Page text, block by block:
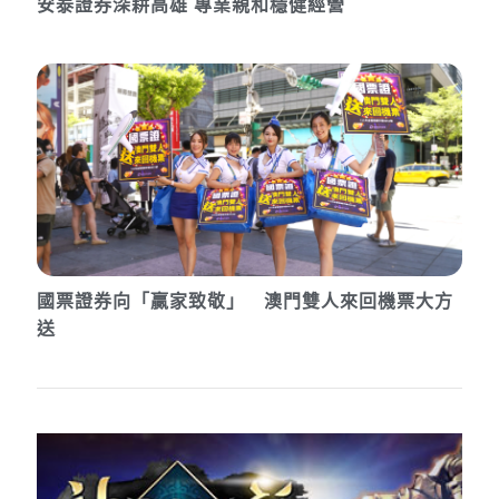
安泰證券深耕高雄 專業親和穩健經營
國票證券向「贏家致敬」 澳門雙人來回機票大方
送